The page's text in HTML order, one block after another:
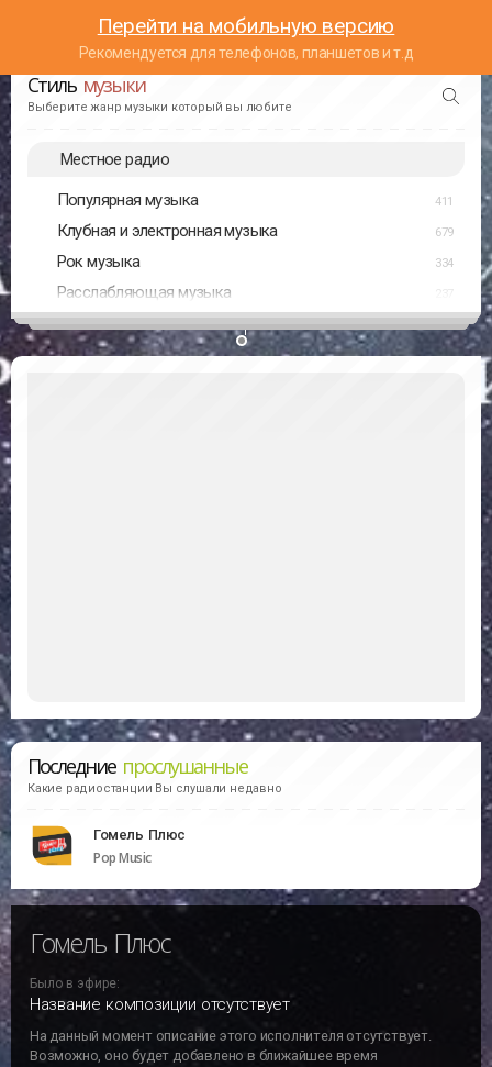
Перейти на мобильную версию
Рекомендуется для телефонов, планшетов и т.д
Стиль музыки
Выберите жанр музыки который вы любите
Местное радио
Популярная музыка 411
Клубная и электронная музыка 679
Рок музыка 334
Расслабляющая музыка
Последние прослушанные
Какие радиостанции Вы слушали недавно
Гомель Плюс
Pop Music
Гомель Плюс
Было в эфире:
Название композиции отсутствует
На данный момент описание этого исполнителя отсутствует.
Возможно, оно будет добавлено в ближайшее время